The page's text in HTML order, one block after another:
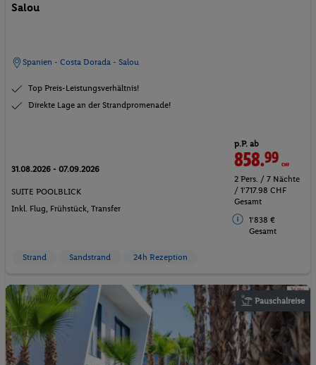
Salou
Spanien - Costa Dorada - Salou
Top Preis-Leistungsverhältnis!
Direkte Lage an der Strandpromenade!
31.08.2026 - 07.09.2026
SUITE POOLBLICK
Inkl. Flug, Frühstück, Transfer
p.P. ab
858.99CHF
2 Pers. / 7 Nächte
/ 1'717.98 CHF
Gesamt
1'838 €
Gesamt
Strand Sandstrand 24h Rezeption
Pauschalreise